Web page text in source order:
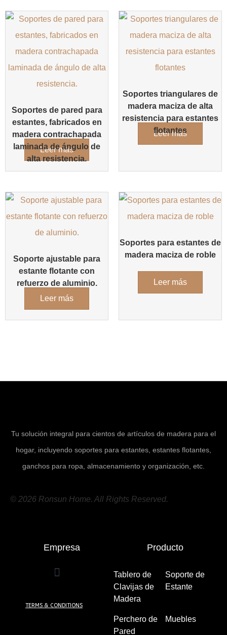
Soportes de pared para
estantes, fabricados en
madera contrachapada
laminada de ángulo de
alta resistencia.
Leer más
Soportes triangulares de
madera maciza de alta
resistencia para estantes
flotantes
Leer más
Soporte ajustable para
estante flotante con
refuerzo de aluminio.
Leer más
Soportes para estantes de
madera maciza de roble
Leer más
Tu solución integral para cientos de artículos de madera para el
hogar, incluyendo soportes para estantes, estantes flotantes,
ganchos para ropa, almacenamiento y organización, etc.
© 2026 Ronsun Home. All Rights Reserved.
Empresa
TERMS & CONDITIONS
Producto
Tablero de
Clavijas de
Madera
Soporte de
Estante
Perchero de
Pared
Muebles